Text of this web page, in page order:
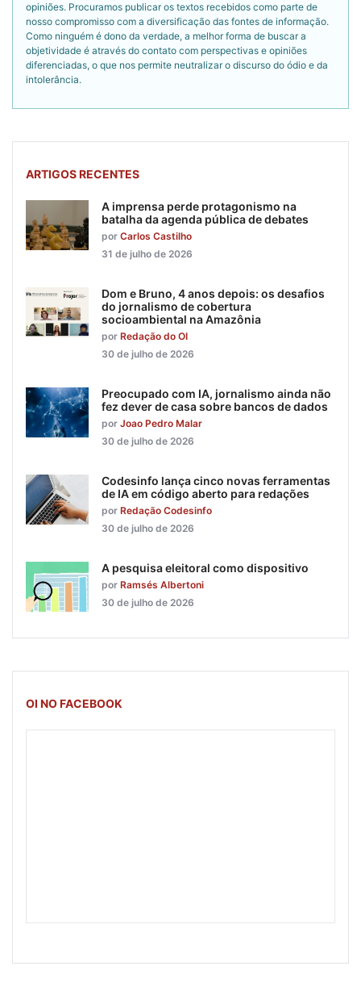
opiniões. Procuramos publicar os textos recebidos como parte de
nosso compromisso com a diversificação das fontes de informação.
Como ninguém é dono da verdade, a melhor forma de buscar a
objetividade é através do contato com perspectivas e opiniões
diferenciadas, o que nos permite neutralizar o discurso do ódio e da
intolerância.
ARTIGOS RECENTES
A imprensa perde protagonismo na
batalha da agenda pública de debates
por Carlos Castilho
31 de julho de 2026
Dom e Bruno, 4 anos depois: os desafios
do jornalismo de cobertura
socioambiental na Amazônia
por Redação do OI
30 de julho de 2026
Preocupado com IA, jornalismo ainda não
fez dever de casa sobre bancos de dados
por Joao Pedro Malar
30 de julho de 2026
Codesinfo lança cinco novas ferramentas
de IA em código aberto para redações
por Redação Codesinfo
30 de julho de 2026
A pesquisa eleitoral como dispositivo
por Ramsés Albertoni
30 de julho de 2026
OI NO FACEBOOK